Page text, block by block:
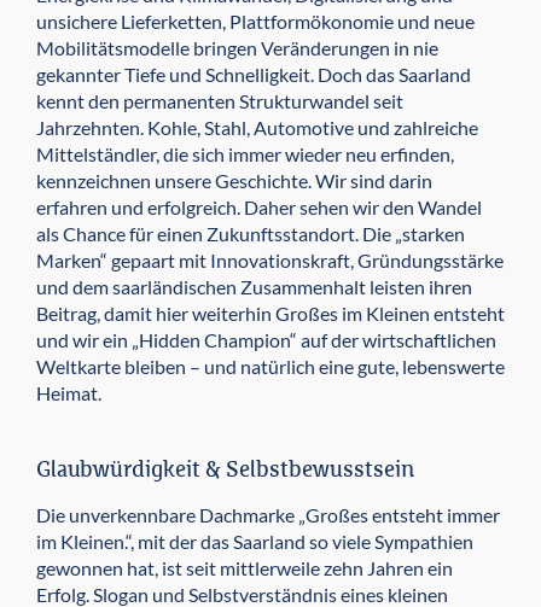
unsichere Lieferketten, Plattformökonomie und neue
Mobilitätsmodelle bringen Veränderungen in nie
gekannter Tiefe und Schnelligkeit. Doch das Saarland
kennt den permanenten Strukturwandel seit
Jahrzehnten. Kohle, Stahl, Automotive und zahlreiche
Mittelständler, die sich immer wieder neu erfinden,
kennzeichnen unsere Geschichte. Wir sind darin
erfahren und erfolgreich. Daher sehen wir den Wandel
als Chance für einen Zukunftsstandort. Die „starken
Marken“ gepaart mit Innovationskraft, Gründungsstärke
und dem saarländischen Zusammenhalt leisten ihren
Beitrag, damit hier weiterhin Großes im Kleinen entsteht
und wir ein „Hidden Champion“ auf der wirtschaftlichen
Weltkarte bleiben – und natürlich eine gute, lebenswerte
Heimat.
Glaubwürdigkeit & Selbstbewusstsein
Die unverkennbare Dachmarke „Großes entsteht immer
im Kleinen.“, mit der das Saarland so viele Sympathien
gewonnen hat, ist seit mittlerweile zehn Jahren ein
Erfolg. Slogan und Selbstverständnis eines kleinen